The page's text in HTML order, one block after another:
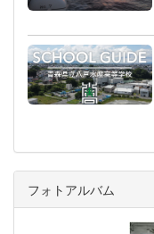
フォトアルバム